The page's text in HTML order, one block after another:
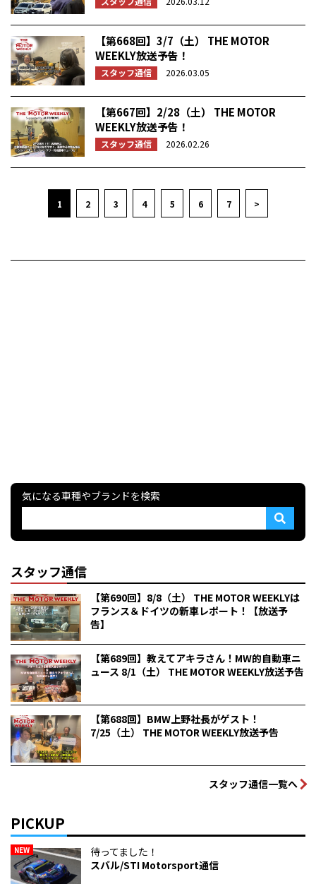
【第668回】3/7（土） THE MOTOR
WEEKLY放送予告！
スタッフ通信 2026.03.05
【第667回】2/28（土） THE MOTOR
WEEKLY放送予告！
スタッフ通信 2026.02.26
1 2 3 4 5 6 7 >
気になる車種やブランドを検索
スタッフ通信
【第690回】8/8（土） THE MOTOR WEEKLYは
フランス＆ドイツの新車レポート！【放送予
告】
【第689回】教えてアキラさん！MW的自動車ニ
ュース 8/1（土） THE MOTOR WEEKLY放送予告
【第688回】BMW上野社長がゲスト！
7/25（土） THE MOTOR WEEKLY放送予告
スタッフ通信一覧へ
PICKUP
NEW
待ってました！
スバル/STI Motorsport通信